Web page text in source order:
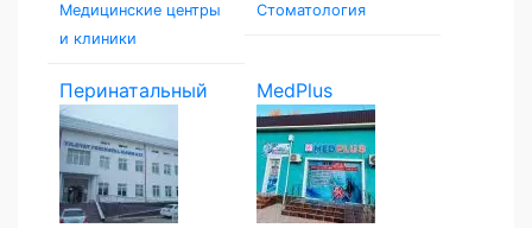
Медицинские центры
и клиники
Стоматология
Перинатальный
центр...
MedPlus